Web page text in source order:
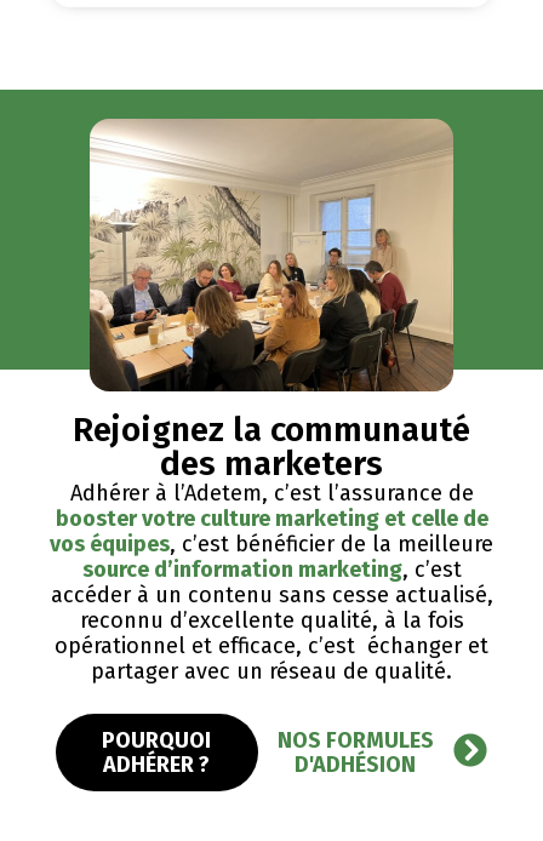
Rejoignez la communauté
des marketers
Adhérer à l’Adetem, c’est l’assurance de
booster votre culture marketing et celle de
vos équipes, c’est bénéficier de la meilleure
source d’information marketing, c’est
accéder à un contenu sans cesse actualisé,
reconnu d’excellente qualité, ​à la fois
opérationnel et efficace, c’est échanger et
partager avec un réseau de qualité.
POURQUOI
ADHÉRER ?
NOS FORMULES
D'ADHÉSION